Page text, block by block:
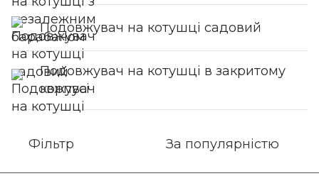
Подовжувач на котушці садовий
Подовжувач на котушці в закритому
корпусі
Фільтр За популярністю